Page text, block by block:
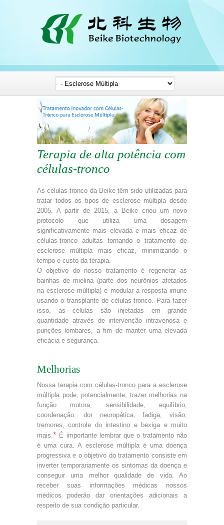
Terapia de alta potência com
células-tronco
As celulas-tronco da Beike têm sido utilizadas para
tratar todos os tipos de esclerose múltipla desde
2005. A partir de 2015, a Beike criou um novo
protocolo que utiliza uma dosagem
significativamente mais elevada e mais eficaz de
células-tronco adultas tornando o tratamento de
esclerose múltipla mais eficaz, minimizando o
tempo e custo da terapia.
O objetivo do nosso tratamento é regenerar as
bainhas de mielina (parte dos neurônios afetados
na esclerose múltipla) e modular a resposta imune
usando o transplante de células-tronco. Para fazer
isso, as células são injetadas em grande
quantidade através de intervenção intravenosa e
punções lombares, a fim de manter uma elevada
eficácia e segurança.
Melhorias
Nossa terapia com células-tronco para a esclerose
múltipla pode, potencialmente, trazer melhorias na
função motora, sensibilidade, equilíbrio,
coordenação, dor neuropática, fadiga, visão,
tremores, controle do intestino e bexiga e muito
mais.* É importante lembrar que o tratamento não
é uma cura. A esclerose múltipla é uma doença
progressiva e o objetivo do tratamento consiste em
inverter temporariamente os sintomas da doença e
conseguir uma melhor qualidade de vida. Ao
receber suas informações médicas nossos
médicos poderão dar orientações adicionais a
respeito de sua condição particular.